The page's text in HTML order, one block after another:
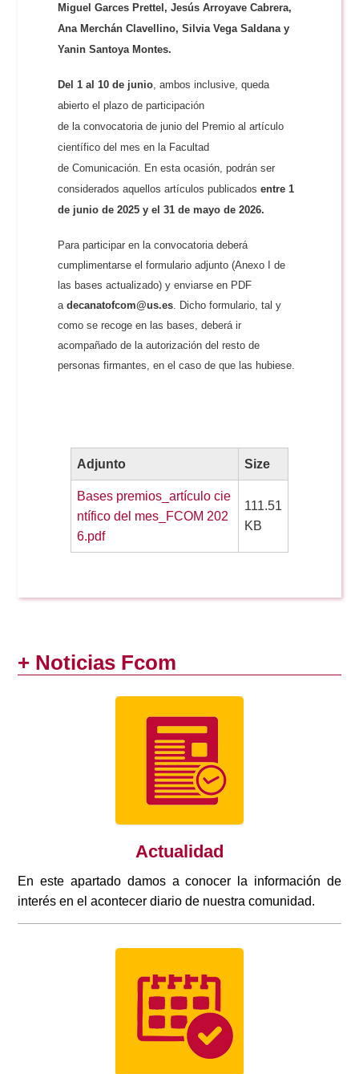
Miguel Garces Prettel, Jesús Arroyave Cabrera,
Ana Merchán Clavellino, Silvia Vega Saldana y
Yanin Santoya Montes.
Del 1 al 10 de junio, ambos inclusive, queda
abierto el plazo de participación
de la convocatoria de junio del Premio al artículo
científico del mes en la Facultad
de Comunicación. En esta ocasión, podrán ser
considerados aquellos artículos publicadosentre 1
de junio de 2025 y el 31 de mayo de 2026.
Para participar en la convocatoria deberá
cumplimentarse el formulario adjunto (Anexo I de
las bases actualizado) y enviarse en PDF
adecanatofcom@us.es. Dicho formulario, tal y
como se recoge en las bases, deberá ir
acompañado de la autorización del resto de
personas firmantes, en el caso de que las hubiese.
Adjunto Size
Bases premios_artículo cie
ntífico del mes_FCOM 202
6.pdf
111.51
KB
+ Noticias Fcom
Actualidad
En este apartado damos a conocer la información de
interés en el acontecer diario de nuestra comunidad.